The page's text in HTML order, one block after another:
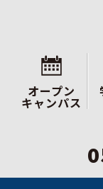
オープン
キャンパス